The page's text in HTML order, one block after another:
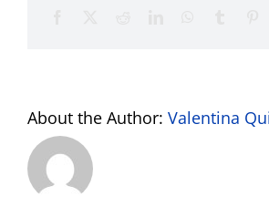
About the Author: Valentina